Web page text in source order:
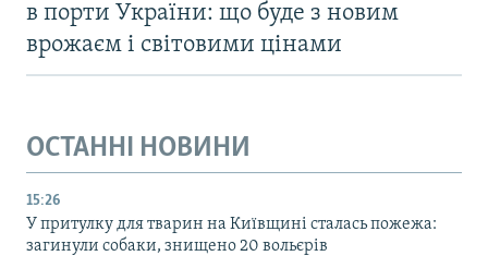
в порти України: що буде з новим
врожаєм і світовими цінами
ОСТАННІ НОВИНИ
15:26
У притулку для тварин на Київщині сталась пожежа:
загинули собаки, знищено 20 вольєрів